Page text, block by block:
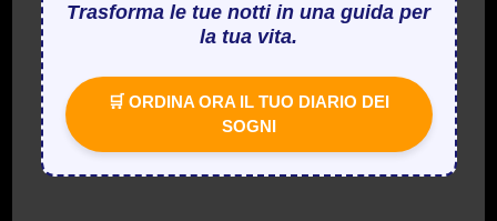
Trasforma le tue notti in una guida per
la tua vita.
🛒 ORDINA ORA IL TUO DIARIO DEI
SOGNI